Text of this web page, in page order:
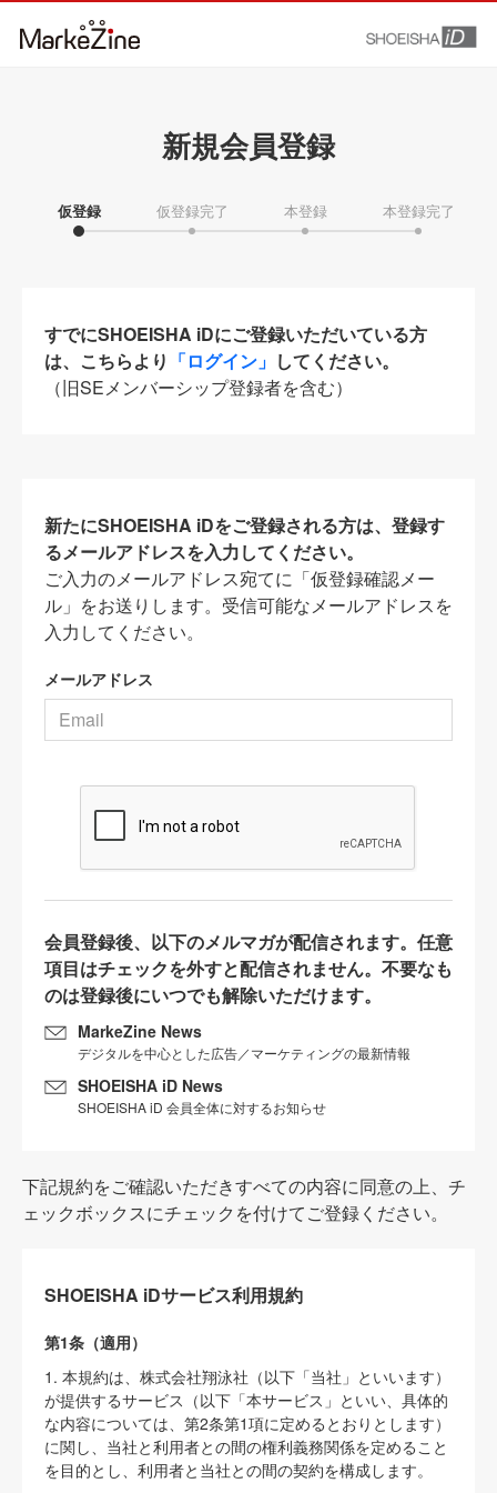
新規会員登録
仮登録 仮登録完了 本登録 本登録完了
すでにSHOEISHA iDにご登録いただいている方
は、こちらより 「ログイン」 してください。
（旧SEメンバーシップ登録者を含む）
新たにSHOEISHA iDをご登録される方は、登録す
るメールアドレスを入力してください。
ご入力のメールアドレス宛てに「仮登録確認メー
ル」をお送りします。受信可能なメールアドレスを
入力してください。
メールアドレス
会員登録後、以下のメルマガが配信されます。任意
項目はチェックを外すと配信されません。不要なも
のは登録後にいつでも解除いただけます。
MarkeZine News
デジタルを中心とした広告／マーケティングの最新情報
SHOEISHA iD News
SHOEISHA iD 会員全体に対するお知らせ
下記規約をご確認いただきすべての内容に同意の上、チ
ェックボックスにチェックを付けてご登録ください。
SHOEISHA iDサービス利用規約
第1条（適用）
1. 本規約は、株式会社翔泳社（以下「当社」といいます）
が提供するサービス（以下「本サービス」といい、具体的
な内容については、第2条第1項に定めるとおりとします）
に関し、当社と利用者との間の権利義務関係を定めること
を目的とし、利用者と当社との間の契約を構成します。